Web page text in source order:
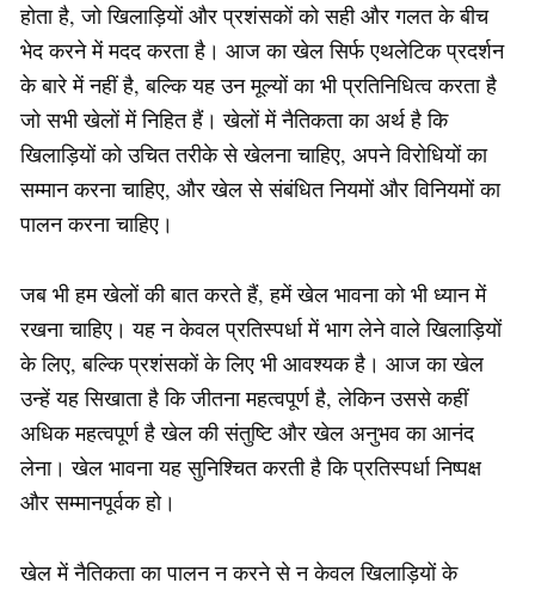
होता है, जो खिलाड़ियों और प्रशंसकों को सही और गलत के बीच
भेद करने में मदद करता है। आज का खेल सिर्फ एथलेटिक प्रदर्शन
के बारे में नहीं है, बल्कि यह उन मूल्यों का भी प्रतिनिधित्व करता है
जो सभी खेलों में निहित हैं। खेलों में नैतिकता का अर्थ है कि
खिलाड़ियों को उचित तरीके से खेलना चाहिए, अपने विरोधियों का
सम्मान करना चाहिए, और खेल से संबंधित नियमों और विनियमों का
पालन करना चाहिए।
जब भी हम खेलों की बात करते हैं, हमें खेल भावना को भी ध्यान में
रखना चाहिए। यह न केवल प्रतिस्पर्धा में भाग लेने वाले खिलाड़ियों
के लिए, बल्कि प्रशंसकों के लिए भी आवश्यक है। आज का खेल
उन्हें यह सिखाता है कि जीतना महत्वपूर्ण है, लेकिन उससे कहीं
अधिक महत्वपूर्ण है खेल की संतुष्टि और खेल अनुभव का आनंद
लेना। खेल भावना यह सुनिश्चित करती है कि प्रतिस्पर्धा निष्पक्ष
और सम्मानपूर्वक हो।
खेल में नैतिकता का पालन न करने से न केवल खिलाड़ियों के